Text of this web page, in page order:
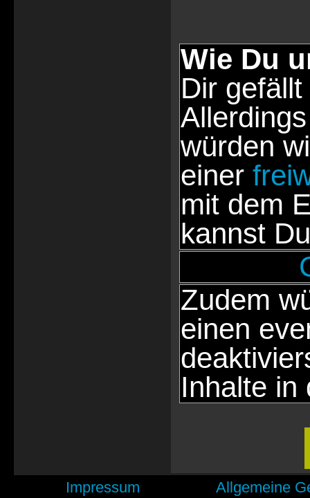
Wie Du
Dir
würden
einer
mit dem
kannst
Zudem
einen
Inhalte in
Impressum
Allgemeine